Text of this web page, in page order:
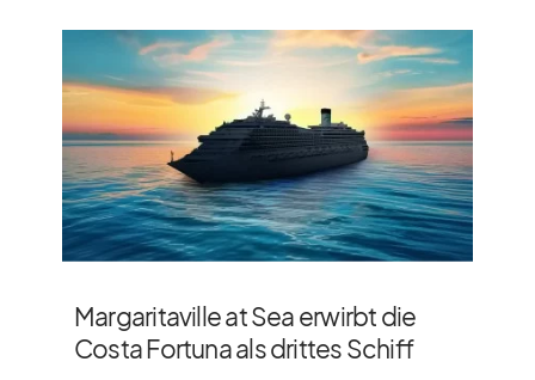
Margaritaville at Sea erwirbt die
Costa Fortuna als drittes Schiff